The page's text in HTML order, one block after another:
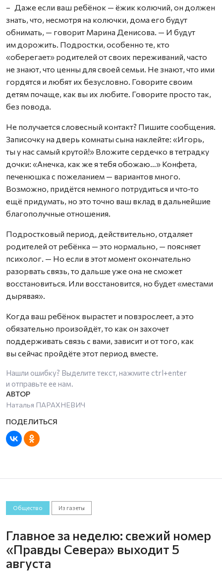
– Даже если ваш ребёнок — ёжик колючий, он должен
знать, что, несмотря на колючки, дома его будут
обнимать, — говорит Марина Денисова. — И будут
им дорожить. Подростки, особенно те, кто
«оберегает» родителей от своих переживаний, часто
не знают, что ценны для своей семьи. Не знают, что ими
гордятся и любят их безусловно. Говорите своим
детям почаще, как вы их любите. Говорите просто так,
без повода.
Не получается словесный контакт? Пишите сообщения.
Записочку на дверь комнаты сына наклейте: «Игорь,
ты у нас самый крутой!» Вложите сердечко в тетрадку
дочки: «Анечка, как же я тебя обожаю…» Конфета,
печенюшка с пожеланием — вариантов много.
Возможно, придётся немного потрудиться и что‑то
ещё придумать, но это точно ваш вклад в дальнейшие
благополучные отношения.
Подростковый период, действительно, отдаляет
родителей от ребёнка — это нормально, — поясняет
психолог. — Но если в этот момент окончательно
разорвать связь, то дальше уже она не сможет
восстановиться. Или восстановится, но будет «местами
дырявая».
Когда ваш ребёнок вырастет и повзрослеет, а это
обязательно произойдёт, то как он захочет
поддерживать связь с вами, зависит и от того, как
вы сейчас пройдёте этот период вместе.
Нашли ошибку? Выделите текст, нажмите ctrl+enter
и отправьте ее нам.
Наталья ПАРАХНЕВИЧ
Общество Из газеты
Главное за неделю: свежий номер
«Правды Севера» выходит 5
августа